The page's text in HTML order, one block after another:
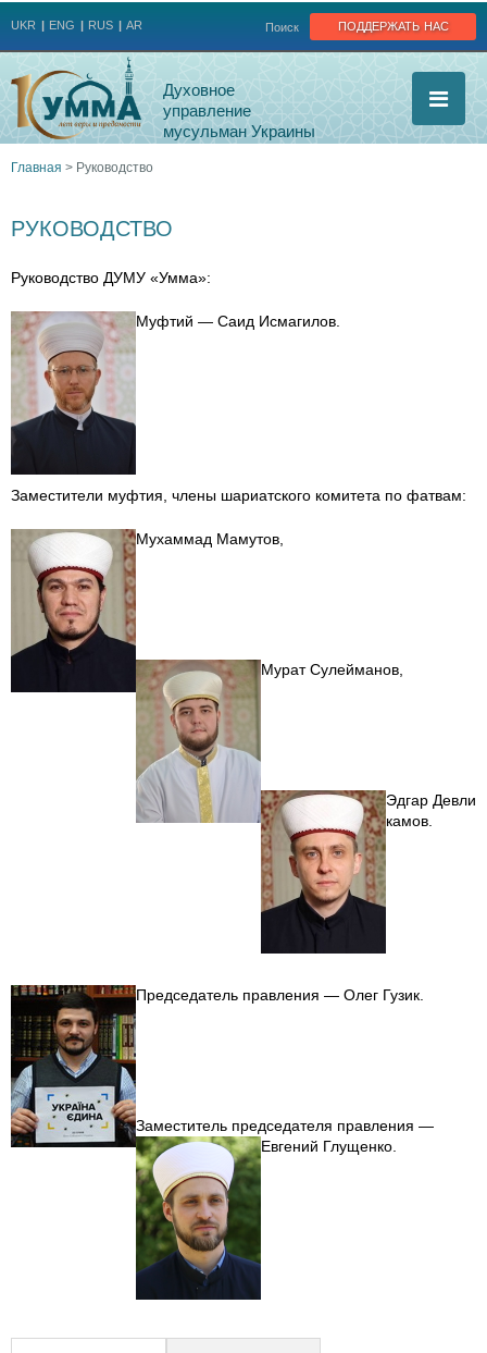
поддержать нас
Поиск
UKR ENG RUS AR
Духовное
управление
мусульман Украины
Главная > Руководство
РУКОВОДСТВО
Руководство ДУМУ «Умма»:
Муфтий — Саид Исмагилов.
Заместители муфтия, члены шариатского комитета по фатвам:
Мухаммад Мамутов,
Мурат Сулейманов
Эдгар Девли
камов.
Председатель правления — Олег Гузик.
Заместитель председателя правления —
Евгений Глущенко